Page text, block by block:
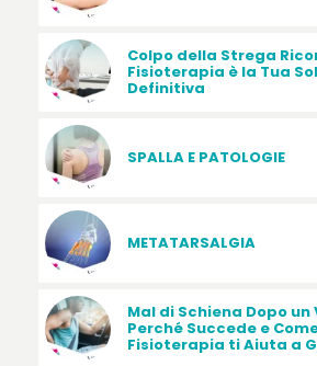
Colpo della Strega
Fisioterapia è la Tua
Definitiva
SPALLA E PATOLOGIE
METATARSALGIA
Mal di Schiena Dopo un
Perché Succede e
Fisioterapia ti Aiuta a